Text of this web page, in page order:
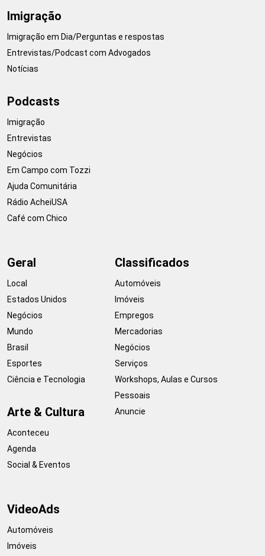
Imigração
Imigração em Dia/Perguntas e respostas
Entrevistas/Podcast com Advogados
Notícias
Podcasts
Imigração
Entrevistas
Negócios
Em Campo com Tozzi
Ajuda Comunitária
Rádio AcheiUSA
Café com Chico
Geral
Local
Estados Unidos
Negócios
Mundo
Brasil
Esportes
Ciência e Tecnologia
Arte & Cultura
Aconteceu
Agenda
Social & Eventos
Classificados
Automóveis
Imóveis
Empregos
Mercadorias
Negócios
Serviços
Workshops, Aulas e Cursos
Pessoais
Anuncie
VideoAds
Automóveis
Imóveis